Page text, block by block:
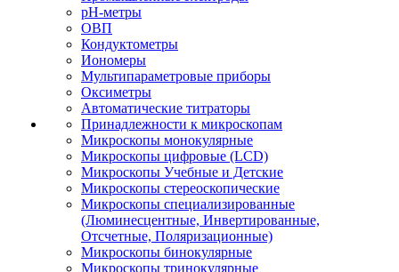
pH-метры
ОВП
Кондуктометры
Иономеры
Мультипараметровые приборы
Оксиметры
Автоматические титраторы
Принадлежности к микроскопам
Микроскопы монокулярные
Микроскопы цифровые (LCD)
Микроскопы Учебные и Детские
Микроскопы стереоскопические
Микроскопы специализированные
(Люминесцентные, Инвертированные,
Отсчетные, Поляризационные)
Микроскопы бинокулярные
Микроскопы тринокулярные